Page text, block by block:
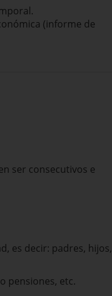
(informe de
ser consecutivos e
es decir: padres, hijos,
pensiones, etc.